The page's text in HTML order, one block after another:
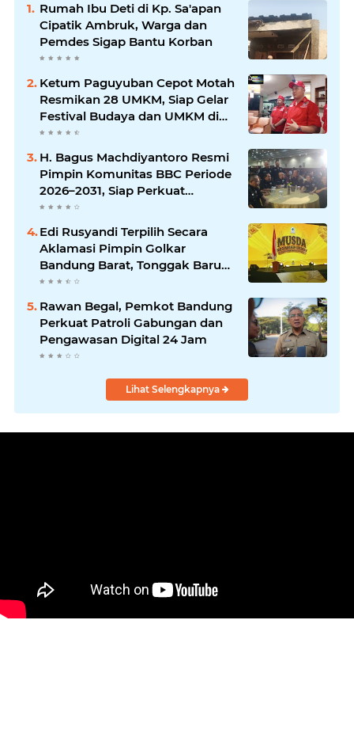
Rumah Ibu Deti di Kp. Sa'apan
Cipatik Ambruk, Warga dan
Pemdes Sigap Bantu Korban
Ketum Paguyuban Cepot Motah
Resmikan 28 UMKM, Siap Gelar
Festival Budaya dan UMKM di
Jalan Braga
H. Bagus Machdiyantoro Resmi
Pimpin Komunitas BBC Periode
2026–2031, Siap Perkuat
Solidaritas dan Hadirkan
Program Nyata untuk
Masyarakat
Edi Rusyandi Terpilih Secara
Aklamasi Pimpin Golkar
Bandung Barat, Tonggak Baru
Kepemimpinan Harmonis
"Turun Ranjang"
Rawan Begal, Pemkot Bandung
Perkuat Patroli Gabungan dan
Pengawasan Digital 24 Jam
Lihat Selengkapnya